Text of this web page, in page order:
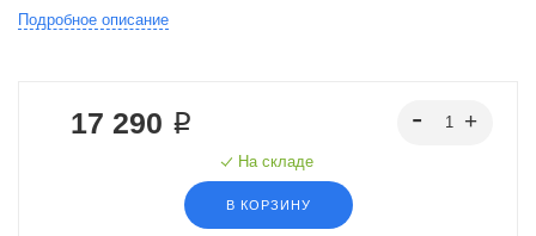
интерьера.
Подробное описание
17 290 ₽
На складе
В КОРЗИНУ